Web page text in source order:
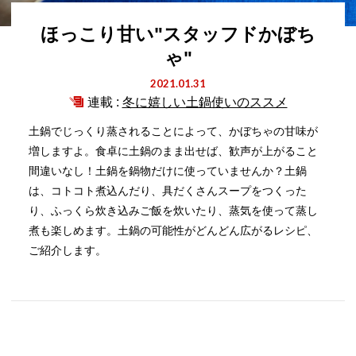
ほっこり甘い"スタッフドかぼち
ゃ"
2021.01.31
連載 : 冬に嬉しい土鍋使いのススメ
土鍋でじっくり蒸されることによって、かぼちゃの甘味が
増しますよ。食卓に土鍋のまま出せば、歓声が上がること
間違いなし！土鍋を鍋物だけに使っていませんか？土鍋
は、コトコト煮込んだり、具だくさんスープをつくった
り、ふっくら炊き込みご飯を炊いたり、蒸気を使って蒸し
煮も楽しめます。土鍋の可能性がどんどん広がるレシピ、
ご紹介します。